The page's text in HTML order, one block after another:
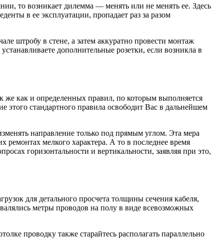
то возникает дилемма — менять или не менять ее. Здесь
в ее эксплуатации, пропадает раз за разом
штробу в стене, а затем аккуратно провести монтаж
дополнительные розетки, если возникла в
же как и определенных правил, по которым выполняется
стандартного правила освободит Вас в дальнейшем
направление только под прямым углом. Эта мера
мелкого характера. А то в последнее время
горизонтальности и вертикальности, заявляя при это,
для детального просчета толщины сечения кабеля,
метры проводов на полу в виде всевозможных
проводку также старайтесь располагать параллельно